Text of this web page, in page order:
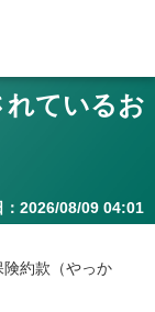
れているお
：2026/08/09 04:01
約款（やっか